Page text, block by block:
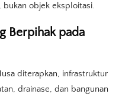
bukan objek eksploitasi.
Berpihak pada
diterapkan, infrastruktur
drainase, dan bangunan